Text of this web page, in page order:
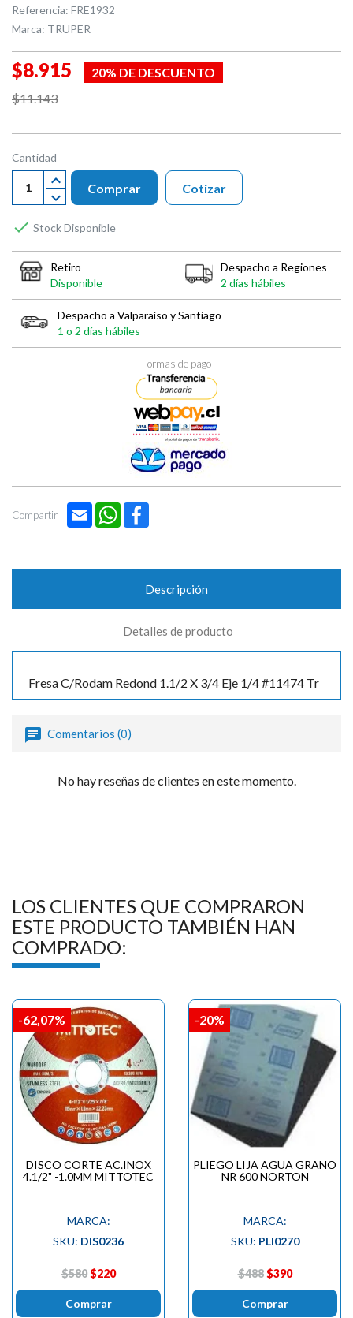
Referencia: FRE1932
Marca: TRUPER
$8.915
20% DE DESCUENTO
$11.143
Cantidad
Comprar
 Stock Disponible
Cotizar
Retiro
Disponible
Despacho a Regiones
2 días hábiles
Despacho a Valparaíso y Santiago
1 o 2 días hábiles
Formas de pago
Compartir Email WhatsApp
Descripción
Detalles de producto
Fresa C/Rodam Redond 1.1/2 X 3/4 Eje 1/4 #11474 Tr
Comentarios (0)
No hay reseñas de clientes en este momento.
LOS CLIENTES QUE COMPRARON
ESTE PRODUCTO TAMBIÉN HAN
COMPRADO:
DISCO CORTE AC.INOX
4.1/2" -1.0MM MITTOTEC
MARCA:
SKU: DIS0236
$580 $220
Comprar
-62,07%
PLIEGO LIJA AGUA GRANO
NR 600 NORTON
MARCA:
SKU: PLI0270
$488 $390
Comprar
-20%